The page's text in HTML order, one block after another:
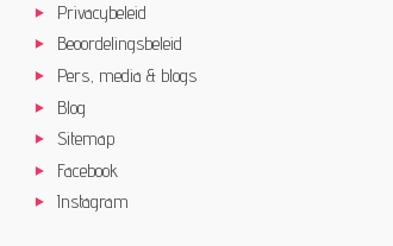
Privacybeleid
Beoordelingsbeleid
Pers, media & blogs
Blog
Sitemap
Facebook
Instagram